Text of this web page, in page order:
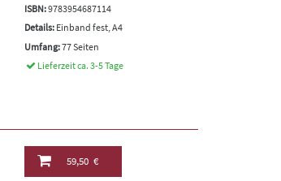
ISBN:9783954687114
Details: Einband fest, A4
Umfang:77 Seiten
Lieferzeit ca. 3-5 Tage
59,50 €